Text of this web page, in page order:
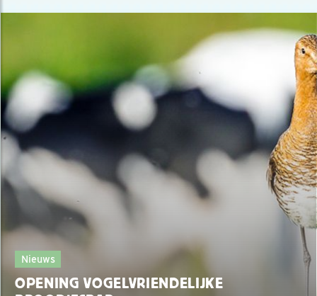
Nieuws
OPENING VOGELVRIENDELIJKE